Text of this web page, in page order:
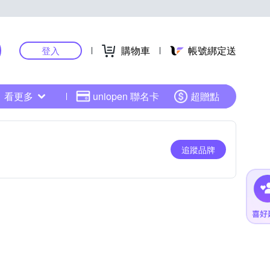
登入 購物車 帳號綁定送
看更多 uniopen 聯名卡 超贈點
追蹤品牌